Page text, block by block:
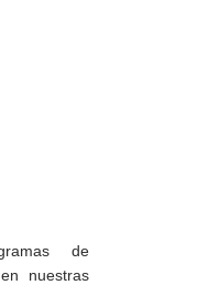
de
nuestras